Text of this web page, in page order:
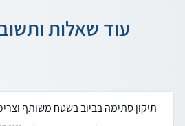
עוד שאלות
תיקון סתימה בביוב בשטח משותף